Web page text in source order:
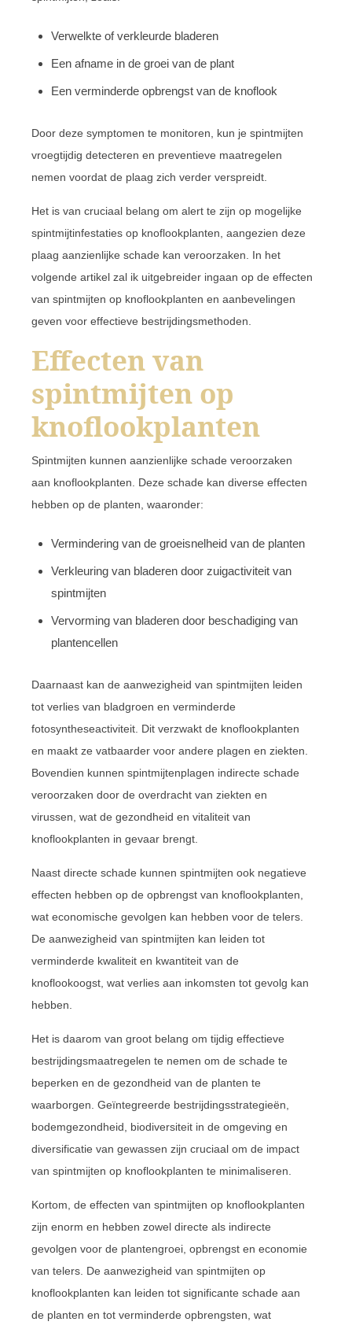
Verwelkte of verkleurde bladeren
Een afname in de groei van de plant
Een verminderde opbrengst van de knoflook
Door deze symptomen te monitoren, kun je spintmijten
vroegtijdig detecteren en preventieve maatregelen
nemen voordat de plaag zich verder verspreidt.
Het is van cruciaal belang om alert te zijn op mogelijke
spintmijtinfestaties op knoflookplanten, aangezien deze
plaag aanzienlijke schade kan veroorzaken. In het
volgende artikel zal ik uitgebreider ingaan op de effecten
van spintmijten op knoflookplanten en aanbevelingen
geven voor effectieve bestrijdingsmethoden.
Effecten van
spintmijten op
knoflookplanten
Spintmijten kunnen aanzienlijke schade veroorzaken
aan knoflookplanten. Deze schade kan diverse effecten
hebben op de planten, waaronder:
Vermindering van de groeisnelheid van de planten
Verkleuring van bladeren door zuigactiviteit van
spintmijten
Vervorming van bladeren door beschadiging van
plantencellen
Daarnaast kan de aanwezigheid van spintmijten leiden
tot verlies van bladgroen en verminderde
fotosyntheseactiviteit. Dit verzwakt de knoflookplanten
en maakt ze vatbaarder voor andere plagen en ziekten.
Bovendien kunnen spintmijtenplagen indirecte schade
veroorzaken door de overdracht van ziekten en
virussen, wat de gezondheid en vitaliteit van
knoflookplanten in gevaar brengt.
Naast directe schade kunnen spintmijten ook negatieve
effecten hebben op de opbrengst van knoflookplanten,
wat economische gevolgen kan hebben voor de telers.
De aanwezigheid van spintmijten kan leiden tot
verminderde kwaliteit en kwantiteit van de
knoflookoogst, wat verlies aan inkomsten tot gevolg kan
hebben.
Het is daarom van groot belang om tijdig effectieve
bestrijdingsmaatregelen te nemen om de schade te
beperken en de gezondheid van de planten te
waarborgen. Geïntegreerde bestrijdingsstrategieën,
bodemgezondheid, biodiversiteit in de omgeving en
diversificatie van gewassen zijn cruciaal om de impact
van spintmijten op knoflookplanten te minimaliseren.
Kortom, de effecten van spintmijten op knoflookplanten
zijn enorm en hebben zowel directe als indirecte
gevolgen voor de plantengroei, opbrengst en economie
van telers. De aanwezigheid van spintmijten op
knoflookplanten kan leiden tot significante schade aan
de planten en tot verminderde opbrengsten, wat